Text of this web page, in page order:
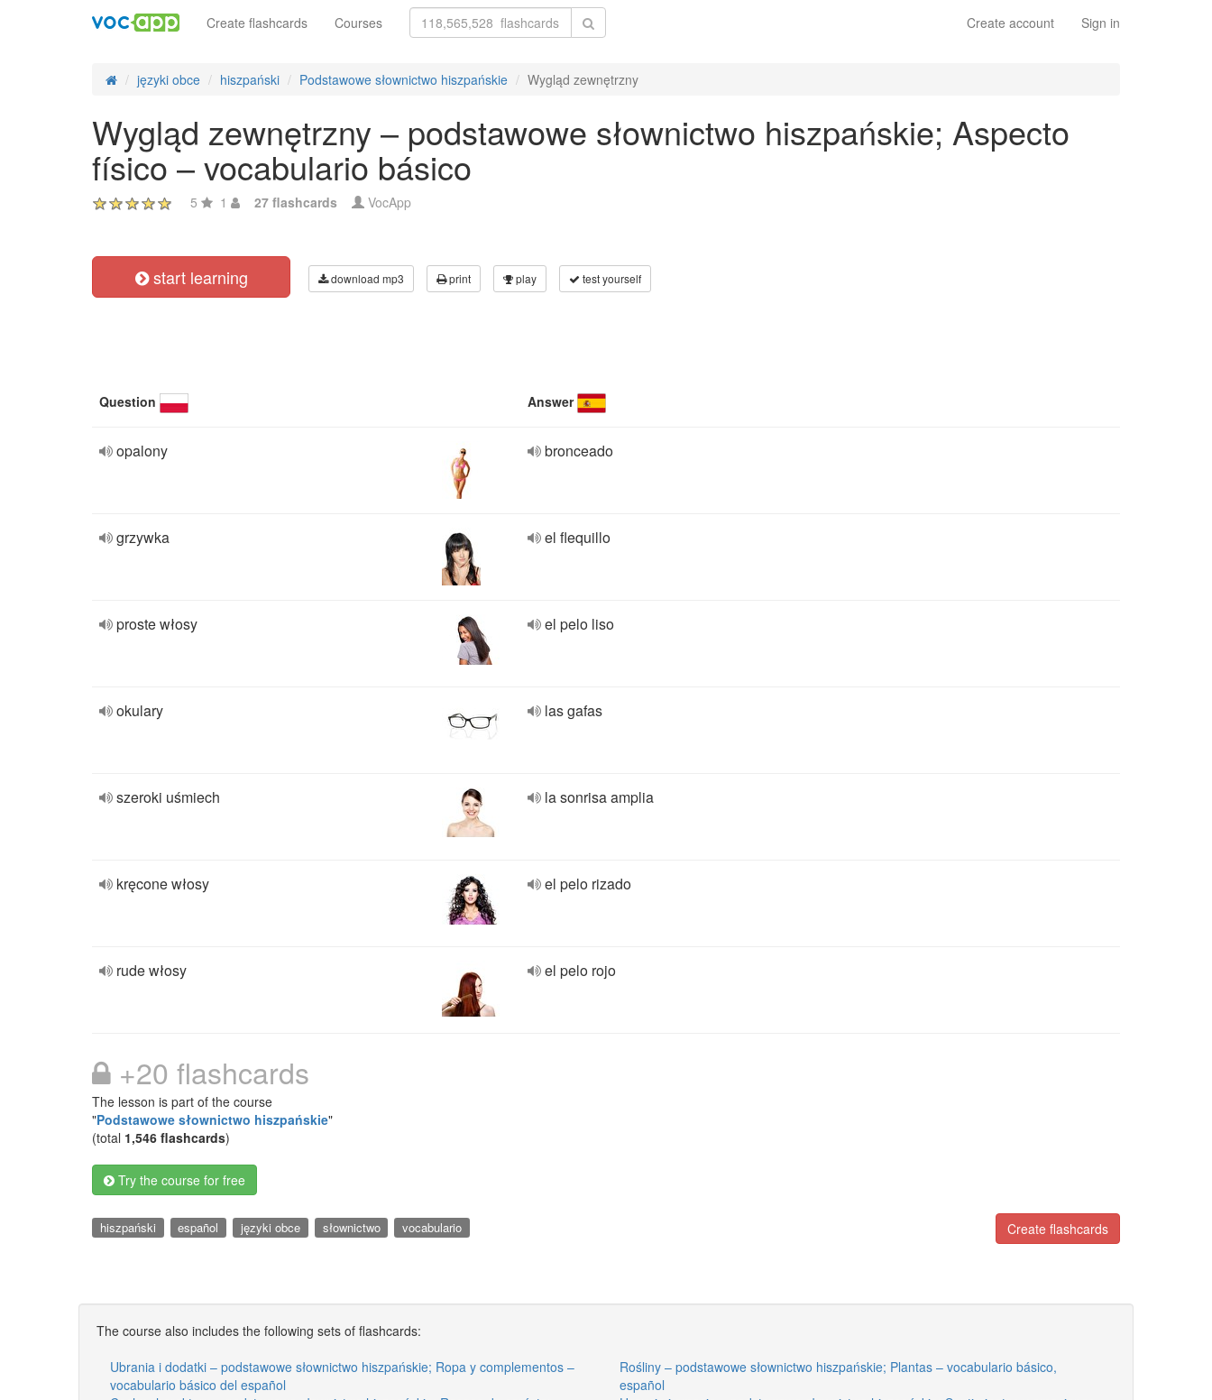
Create account Sign in
Create flashcards Courses
języki obce hiszpański Podstawowe słownictwo hiszpańskie Wygląd zewnętrzny
Wygląd zewnętrzny – podstawowe słownictwo hiszpańskie; Aspecto
físico – vocabulario básico
5 1 27 flashcards VocApp
start learning download mp3 print play test yourself
Question Answer
opalony bronceado
grzywka el flequillo
proste włosy el pelo liso
okulary las gafas
szeroki uśmiech la sonrisa amplia
kręcone włosy el pelo rizado
rude włosy el pelo rojo
+20 flashcards
The lesson is part of the course
"Podstawowe słownictwo hiszpańskie"
(total 1,546 flashcards)
Try the course for free
Create flashcards
hiszpański español języki obce słownictwo vocabulario
The course also includes the following sets of flashcards:
Ubrania i dodatki – podstawowe słownictwo hiszpańskie; Ropa y complementos –
vocabulario básico del español
Rośliny – podstawowe słownictwo hiszpańskie; Plantas – vocabulario básico,
español